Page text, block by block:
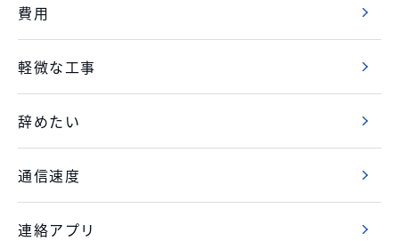
費用
軽微な工事
辞めたい
通信速度
連絡アプリ